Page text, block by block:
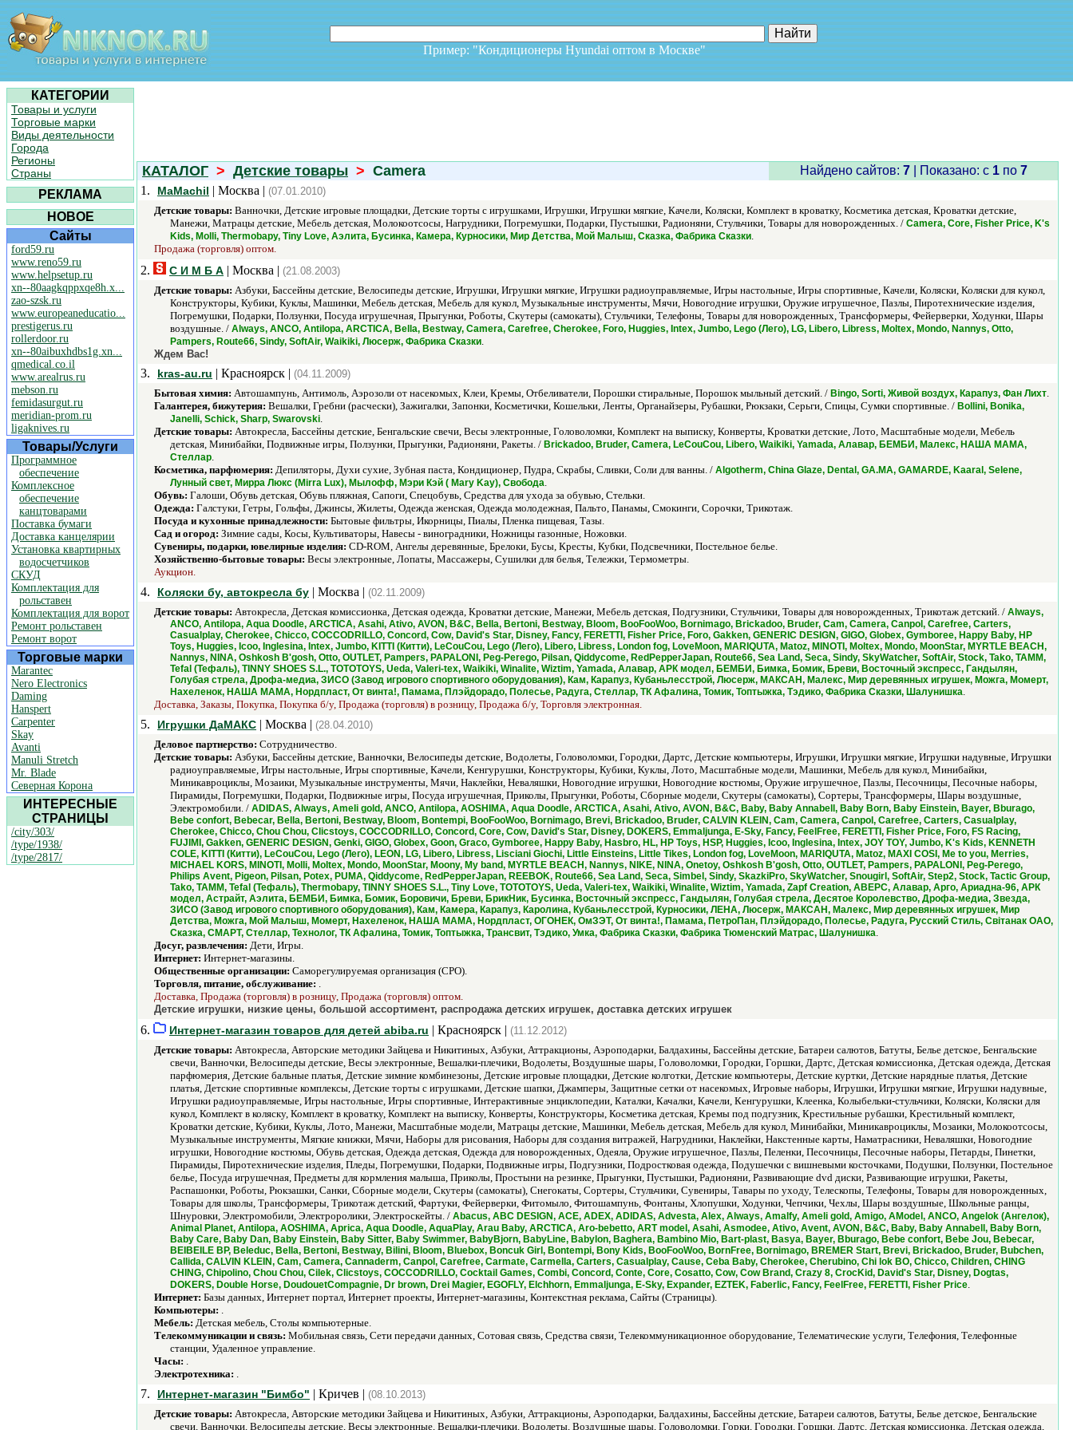
Пример: "Кондиционеры Hyundai оптом в Москве"
КАТЕГОРИИ
Товары и услуги
Торговые марки
Виды деятельности
Города
Регионы
Страны
РЕКЛАМА
НОВОЕ
Сайты
ford59.ru
www.reno59.ru
www.helpsetup.ru
xn--80aagkqppxqe8h.x...
zao-szsk.ru
www.europeaneducatio...
prestigerus.ru
rollerdoor.ru
xn--80aibuxhdbs1g.xn...
qmedical.co.il
www.arealrus.ru
mebson.ru
femidasurgut.ru
meridian-prom.ru
ligaknives.ru
Товары/Услуги
Программное
обеспечение
Комплексное
обеспечение
канцтоварами
Поставка бумаги
Доставка канцелярии
Установка квартирных
водосчетчиков
СКУД
Комплектация для
рольставен
Комплектация для ворот
Ремонт рольставен
Ремонт ворот
Торговые марки
Marantec
Nero Electronics
Daming
Hanspert
Carpenter
Skay
Avanti
Manuli Stretch
Mr. Blade
Северная Корона
ИНТЕРЕСНЫЕ
СТРАНИЦЫ
/city/303/
/type/1938/
/type/2817/
КАТАЛОГ > Детские товары > Camera Найдено сайтов: 7| Показано: c 1по 7
1.
MaMachil | Москва | (07.01.2010)
Детские товары: Ванночки, Детские игровые площадки, Детские торты с игрушками, Игрушки, Игрушки мягкие, Качели, Коляски, Комплект в кроватку, Косметика детская, Кроватки детские,
Манежи, Матрацы детские, Мебель детская, Молокоотсосы, Нагрудники, Погремушки, Подарки, Пустышки, Радионяни, Стульчики, Товары для новорожденных. / Camera, Core, Fisher Price, K's
Kids, Molli, Thermobapy, Tiny Love, Аэлита, Бусинка, Камера, Курносики, Мир Детства, Мой Малыш, Сказка, Фабрика Сказки.
Продажа (торговля) оптом.
2. С И М Б А | Москва | (21.08.2003)
Детские товары: Азбуки, Бассейны детские, Велосипеды детские, Игрушки, Игрушки мягкие, Игрушки радиоуправляемые, Игры настольные, Игры спортивные, Качели, Коляски, Коляски для кукол,
Конструкторы, Кубики, Куклы, Машинки, Мебель детская, Мебель для кукол, Музыкальные инструменты, Мячи, Новогодние игрушки, Оружие игрушечное, Пазлы, Пиротехнические изделия,
Погремушки, Подарки, Ползунки, Посуда игрушечная, Прыгунки, Роботы, Скутеры (самокаты), Стульчики, Телефоны, Товары для новорожденных, Трансформеры, Фейерверки, Ходунки, Шары
воздушные. / Always, ANCO, Antilopa, ARCTICA, Bella, Bestway, Camera, Carefree, Cherokee, Foro, Huggies, Intex, Jumbo, Lego (Лего), LG, Libero, Libress, Moltex, Mondo, Nannys, Otto,
Pampers, Route66, Sindy, SoftAir, Waikiki, Люсерж, Фабрика Сказки.
Ждем Вас!
3. kras-au.ru | Красноярск | (04.11.2009)
Бытовая химия: Автошампунь, Антимоль, Аэрозоли от насекомых, Клеи, Кремы, Отбеливатели, Порошки стиральные, Порошок мыльный детский. / Bingo, Sorti, Живой воздух, Карапуз, Фан Лихт.
Галантерея, бижутерия: Вешалки, Гребни (расчески), Зажигалки, Запонки, Косметички, Кошельки, Ленты, Органайзеры, Рубашки, Рюкзаки, Серьги, Спицы, Сумки спортивные. / Bollini, Bonika,
Janelli, Schick, Sharp, Swarovski.
Детские товары: Автокресла, Бассейны детские, Бенгальские свечи, Весы электронные, Головоломки, Комплект на выписку, Конверты, Кроватки детские, Лото, Масштабные модели, Мебель
детская, Минибайки, Подвижные игры, Ползунки, Прыгунки, Радионяни, Ракеты. / Brickadoo, Bruder, Camera, LeCouCou, Libero, Waikiki, Yamada, Алавар, БЕМБИ, Малекс, НАША МАМА,
Стеллар.
Косметика, парфюмерия: Депиляторы, Духи сухие, Зубная паста, Кондиционер, Пудра, Скрабы, Сливки, Соли для ванны. / Algotherm, China Glaze, Dental, GA.MA, GAMARDE, Kaaral, Selene,
Лунный свет, Мирра Люкс (Mirra Lux), Мылофф, Мэри Кэй ( Mary Kay), Свобода.
Обувь: Галоши, Обувь детская, Обувь пляжная, Сапоги, Спецобувь, Средства для ухода за обувью, Стельки.
Одежда: Галстуки, Гетры, Гольфы, Джинсы, Жилеты, Одежда женская, Одежда молодежная, Пальто, Панамы, Смокинги, Сорочки, Трикотаж.
Посуда и кухонные принадлежности: Бытовые фильтры, Икорницы, Пиалы, Пленка пищевая, Тазы.
Сад и огород: Зимние сады, Косы, Культиваторы, Навесы - виноградники, Ножницы газонные, Ножовки.
Сувениры, подарки, ювелирные изделия: CD-ROM, Ангелы деревянные, Брелоки, Бусы, Кресты, Кубки, Подсвечники, Постельное белье.
Хозяйственно-бытовые товары: Весы электронные, Лопаты, Массажеры, Сушилки для белья, Тележки, Термометры.
Аукцион.
4. Коляски бу, автокресла бу | Москва | (02.11.2009)
Детские товары: Автокресла, Детская комиссионка, Детская одежда, Кроватки детские, Манежи, Мебель детская, Подгузники, Стульчики, Товары для новорожденных, Трикотаж детский. / Always,
ANCO, Antilopa, Aqua Doodle, ARCTICA, Asahi, Ativo, AVON, B&C, Bella, Bertoni, Bestway, Bloom, BooFooWoo, Bornimago, Brickadoo, Bruder, Cam, Camera, Canpol, Carefree, Carters,
Casualplay, Cherokee, Chicco, COCCODRILLO, Concord, Cow, David's Star, Disney, Fancy, FERETTI, Fisher Price, Foro, Gakken, GENERIC DESIGN, GIGO, Globex, Gymboree, Happy Baby, HP
Toys, Huggies, Icoo, Inglesina, Intex, Jumbo, KITTI (Китти), LeCouCou, Lego (Лего), Libero, Libress, London fog, LoveMoon, MARIQUTA, Matoz, MINOTI, Moltex, Mondo, MoonStar, MYRTLE BEACH,
Nannys, NINA, Oshkosh B'gosh, Otto, OUTLET, Pampers, PAPALONI, Peg-Perego, Pilsan, Qiddycome, RedPepperJapan, Route66, Sea Land, Seca, Sindy, SkyWatcher, SoftAir, Stock, Tako, TAMM,
Tefal (Тефаль), TINNY SHOES S.L., TOTOTOYS, Ueda, Valeri-tex, Waikiki, Winalite, Wiztim, Yamada, Алавар, АРК модел, БЕМБИ, Бимка, Бомик, Бреви, Восточный экспресс, Гандылян,
Голубая стрела, Дрофа-медиа, ЗИСО (Завод игрового спортивного оборудования), Кам, Карапуз, Кубаньлесстрой, Люсерж, МАКСАН, Малекс, Мир деревянных игрушек, Можга, Момерт,
Нахеленок, НАША МАМА, Нордпласт, От винта!, Памама, Плэйдорадо, Полесье, Радуга, Стеллар, ТК Афалина, Томик, Топтыжка, Тэдико, Фабрика Сказки, Шалунишка.
Доставка, Заказы, Покупка, Покупка б/у, Продажа (торговля) в розницу, Продажа б/у, Торговля электронная.
5. Игрушки ДаМАКС | Москва | (28.04.2010)
Деловое партнерство: Сотрудничество.
Детские товары: Азбуки, Бассейны детские, Ванночки, Велосипеды детские, Водолеты, Головоломки, Городки, Дартс, Детские компьютеры, Игрушки, Игрушки мягкие, Игрушки надувные, Игрушки
радиоуправляемые, Игры настольные, Игры спортивные, Качели, Кенгурушки, Конструкторы, Кубики, Куклы, Лото, Масштабные модели, Машинки, Мебель для кукол, Минибайки,
Миникавроциклы, Мозаики, Музыкальные инструменты, Мячи, Наклейки, Неваляшки, Новогодние игрушки, Новогодние костюмы, Оружие игрушечное, Пазлы, Песочницы, Песочные наборы,
Пирамиды, Погремушки, Подарки, Подвижные игры, Посуда игрушечная, Приколы, Прыгунки, Роботы, Сборные модели, Скутеры (самокаты), Сортеры, Трансформеры, Шары воздушные,
Электромобили. / ADIDAS, Always, Ameli gold, ANCO, Antilopa, AOSHIMA, Aqua Doodle, ARCTICA, Asahi, Ativo, AVON, B&C, Baby, Baby Annabell, Baby Born, Baby Einstein, Bayer, Bburago,
Bebe confort, Bebecar, Bella, Bertoni, Bestway, Bloom, Bontempi, BooFooWoo, Bornimago, Brevi, Brickadoo, Bruder, CALVIN KLEIN, Cam, Camera, Canpol, Carefree, Carters, Casualplay,
Cherokee, Chicco, Chou Chou, Clicstoys, COCCODRILLO, Concord, Core, Cow, David's Star, Disney, DOKERS, Emmaljunga, E-Sky, Fancy, FeelFree, FERETTI, Fisher Price, Foro, FS Racing,
FUJIMI, Gakken, GENERIC DESIGN, Genki, GIGO, Globex, Goon, Graco, Gymboree, Happy Baby, Hasbro, HL, HP Toys, HSP, Huggies, Icoo, Inglesina, Intex, JOY TOY, Jumbo, K's Kids, KENNETH
COLE, KITTI (Китти), LeCouCou, Lego (Лего), LEON, LG, Libero, Libress, Lisciani Giochi, Little Einsteins, Little Tikes, London fog, LoveMoon, MARIQUTA, Matoz, MAXI COSI, Me to you, Merries,
MICHAEL KORS, MINOTI, Molli, Moltex, Mondo, MoonStar, Moony, My band, MYRTLE BEACH, Nannys, NIKE, NINA, Onetoy, Oshkosh B'gosh, Otto, OUTLET, Pampers, PAPALONI, Peg-Perego,
Philips Avent, Pigeon, Pilsan, Potex, PUMA, Qiddycome, RedPepperJapan, REEBOK, Route66, Sea Land, Seca, Simbel, Sindy, SkazkiPro, SkyWatcher, Snougirl, SoftAir, Step2, Stock, Tactic Group,
Tako, TAMM, Tefal (Тефаль), Thermobapy, TINNY SHOES S.L., Tiny Love, TOTOTOYS, Ueda, Valeri-tex, Waikiki, Winalite, Wiztim, Yamada, Zapf Creation, АВЕРС, Алавар, Арго, Ариадна-96, АРК
модел, Астрайт, Аэлита, БЕМБИ, Бимка, Бомик, Боровичи, Бреви, БрикНик, Бусинка, Восточный экспресс, Гандылян, Голубая стрела, Десятое Королевство, Дрофа-медиа, Звезда,
ЗИСО (Завод игрового спортивного оборудования), Кам, Камера, Карапуз, Каролина, Кубаньлесстрой, Курносики, ЛЕНА, Люсерж, МАКСАН, Малекс, Мир деревянных игрушек, Мир
Детства, Можга, Мой Малыш, Момерт, Нахеленок, НАША МАМА, Нордпласт, ОГОНЕК, ОмЗЭТ, От винта!, Памама, ПетроПан, Плэйдорадо, Полесье, Радуга, Русский Стиль, Свiтанак ОАО,
Сказка, СМАРТ, Стеллар, Технолог, ТК Афалина, Томик, Топтыжка, Трансвит, Тэдико, Умка, Фабрика Сказки, Фабрика Тюменский Матрас, Шалунишка.
Досуг, развлечения: Дети, Игры.
Интернет: Интернет-магазины.
Общественные организации: Саморегулируемая организация (СРО).
Торговля, питание, обслуживание: .
Доставка, Продажа (торговля) в розницу, Продажа (торговля) оптом.
Детские игрушки, низкие цены, большой ассортимент, распродажа детских игрушек, доставка детских игрушек
6. Интернет-магазин товаров для детей abiba.ru | Красноярск | (11.12.2012)
Детские товары: Автокресла, Авторские методики Зайцева и Никитиных, Азбуки, Аттракционы, Аэроподарки, Балдахины, Бассейны детские, Батареи салютов, Батуты, Белье детское, Бенгальские
свечи, Ванночки, Велосипеды детские, Весы электронные, Вешалки-плечики, Водолеты, Воздушные шары, Головоломки, Городки, Горшки, Дартс, Детская комиссионка, Детская одежда, Детская
парфюмерия, Детские бальные платья, Детские зимние комбинезоны, Детские игровые площадки, Детские колготки, Детские компьютеры, Детские куртки, Детские нарядные платья, Детские
платья, Детские спортивные комплексы, Детские торты с игрушками, Детские шапки, Джамперы, Защитные сетки от насекомых, Игровые наборы, Игрушки, Игрушки мягкие, Игрушки надувные,
Игрушки радиоуправляемые, Игры настольные, Игры спортивные, Интерактивные энциклопедии, Каталки, Качалки, Качели, Кенгурушки, Клеенка, Колыбельки-стульчики, Коляски, Коляски для
кукол, Комплект в коляску, Комплект в кроватку, Комплект на выписку, Конверты, Конструкторы, Косметика детская, Кремы под подгузник, Крестильные рубашки, Крестильный комплект,
Кроватки детские, Кубики, Куклы, Лото, Манежи, Масштабные модели, Матрацы детские, Машинки, Мебель детская, Мебель для кукол, Минибайки, Миникавроциклы, Мозаики, Молокоотсосы,
Музыкальные инструменты, Мягкие книжки, Мячи, Наборы для рисования, Наборы для создания витражей, Нагрудники, Наклейки, Накстенные карты, Наматрасники, Неваляшки, Новогодние
игрушки, Новогодние костюмы, Обувь детская, Одежда детская, Одежда для новорожденных, Одеяла, Оружие игрушечное, Пазлы, Пеленки, Песочницы, Песочные наборы, Петарды, Пинетки,
Пирамиды, Пиротехнические изделия, Пледы, Погремушки, Подарки, Подвижные игры, Подгузники, Подростковая одежда, Подушечки с вишневыми косточками, Подушки, Ползунки, Постельное
белье, Посуда игрушечная, Предметы для кормления малыша, Приколы, Простыни на резинке, Прыгунки, Пустышки, Радионяни, Развивающие dvd диски, Развивающие игрушки, Ракеты,
Распашонки, Роботы, Рюкзашки, Санки, Сборные модели, Скутеры (самокаты), Снегокаты, Сортеры, Стульчики, Сувениры, Тавары по уходу, Телескопы, Телефоны, Товары для новорожденных,
Товары для школы, Трансформеры, Трикотаж детский, Фартуки, Фейерверки, Фитомыло, Фитошампунь, Фонтаны, Хлопушки, Ходунки, Чепчики, Чехлы, Шары воздушные, Школьные ранцы,
Шнуровки, Электромобили, Электроролики, Электроскейты. / Abacus, ABC DESIGN, ACE, ADEX, ADIDAS, Advesta, Alex, Always, Amalfy, Ameli gold, Amigo, AModel, ANCO, Angelok (Ангелок),
Animal Planet, Antilopa, AOSHIMA, Aprica, Aqua Doodle, AquaPlay, Arau Baby, ARCTICA, Aro-bebetto, ART model, Asahi, Asmodee, Ativo, Avent, AVON, B&C, Baby, Baby Annabell, Baby Born,
Baby Care, Baby Dan, Baby Einstein, Baby Sitter, Baby Swimmer, BabyBjorn, BabyLine, Babylon, Baghera, Bambino Mio, Bart-plast, Basya, Bayer, Bburago, Bebe confort, Bebe Jou, Bebecar,
BEIBEILE BP, Beleduc, Bella, Bertoni, Bestway, Bilini, Bloom, Bluebox, Boncuk Girl, Bontempi, Bony Kids, BooFooWoo, BornFree, Bornimago, BREMER Start, Brevi, Brickadoo, Bruder, Bubchen,
Callida, CALVIN KLEIN, Cam, Camera, Cannaderm, Canpol, Carefree, Carmate, Carmella, Carters, Casualplay, Cause, Ceba Baby, Cherokee, Cherubino, Chi lok BO, Chicco, Children, CHING
CHING, Chipolino, Chou Chou, Cilek, Clicstoys, COCCODRILLO, Cocktail Games, Combi, Concord, Conte, Core, Cosatto, Cow, Cow Brand, Crazy 8, CrocKid, David's Star, Disney, Dogtas,
DOKERS, Double Horse, DoudouetCompagnie, Dr brown, Drei Magier, EGOFLY, Elchhorn, Emmaljunga, E-Sky, Expander, EZTEK, Faberlic, Fancy, FeelFree, FERETTI, Fisher Price.
Интернет: Базы данных, Интернет портал, Интернет проекты, Интернет-магазины, Контекстная реклама, Сайты (Страницы).
Компьютеры: .
Мебель: Детская мебель, Столы компьютерные.
Телекоммуникации и связь: Мобильная связь, Сети передачи данных, Сотовая связь, Средства связи, Телекоммуникационное оборудование, Телематические услуги, Телефония, Телефонные
станции, Удаленное управление.
Часы: .
Электротехника: .
7. Интернет-магазин "Бимбо" | Кричев | (08.10.2013)
Детские товары: Автокресла, Авторские методики Зайцева и Никитиных, Азбуки, Аттракционы, Аэроподарки, Балдахины, Бассейны детские, Батареи салютов, Батуты, Белье детское, Бенгальские
свечи, Ванночки, Велосипеды детские, Весы электронные, Вешалки-плечики, Водолеты, Воздушные шары, Головоломки, Горки, Городки, Горшки, Дартс, Детская комиссионка, Детская одежда,